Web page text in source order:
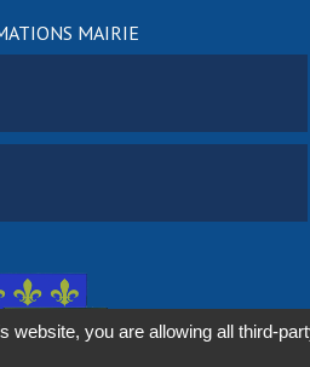
MAIRIE
website, you are allowing all third-